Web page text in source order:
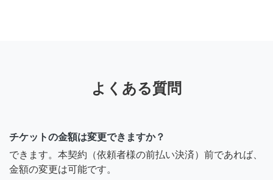
よくある質問
チケットの金額は変更できますか？
できます。本契約（依頼者様の前払い決済）前であれば、
金額の変更は可能です。